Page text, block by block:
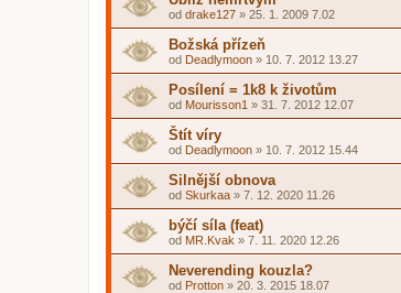
od drake127 » 25. 1. 2009 7.02
Božská přízeň
od Deadlymoon » 10. 7. 2012 13.27
Posílení = 1k8 k životům
od Mourisson1 » 31. 7. 2012 12.07
Štít víry
od Deadlymoon » 10. 7. 2012 15.44
Silnější obnova
od Skurkaa » 7. 12. 2020 11.26
býčí síla (feat)
od MR.Kvak » 7. 11. 2020 12.26
Neverending kouzla?
od Protton » 20. 3. 2015 18.07